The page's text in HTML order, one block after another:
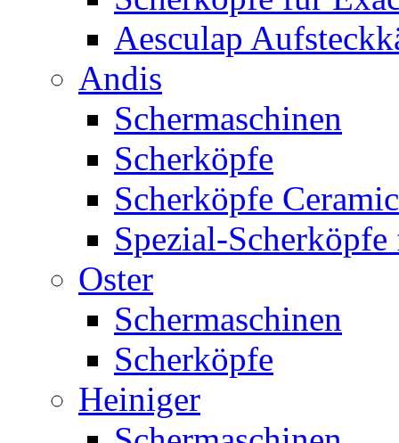
Aesculap
Andis
Schermaschinen
Scherköpfe
Scherköpfe Ceramic
Spezial-
Oster
Schermaschinen
Scherköpfe
Heiniger